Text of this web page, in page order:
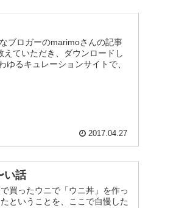
ブロガーのmarimoさんの記事
ていただき、ダウンロードし
るキュレーションサイトで、
2017.04.27
い話
買ったウニで「ウニ丼」を作っ
ということを、ここで自慢した